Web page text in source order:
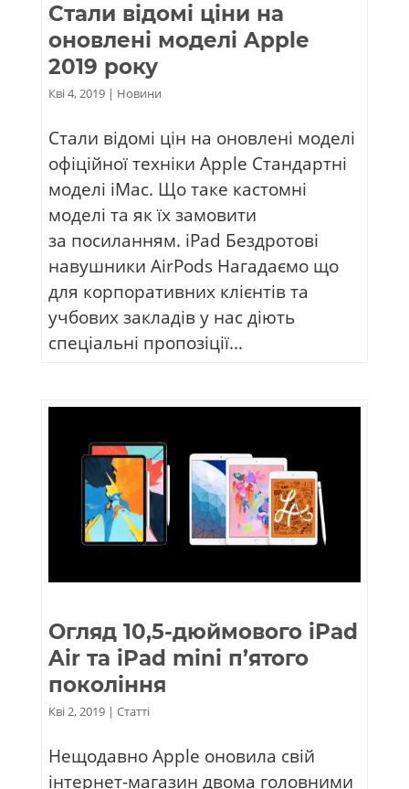
Стали відомі ціни на
оновлені моделі Apple
2019 року
Кві 4, 2019| Новини
Стали відомі цін на оновлені моделі
офіційної техніки Apple Cтандартні
моделі iMac. Що таке кастомні
моделі та як їх замовити
за посиланням. iPad Бездротові
навушники AirPods Нагадаємо що
для корпоративних клієнтів та
учбових закладів у нас діють
спеціальні пропозіції...
Огляд 10,5-дюймового iPad
Air та iPad mini п’ятого
покоління
Кві 2, 2019| Статті
Нещодавно Apple оновила свій
інтернет-магазин двома головними